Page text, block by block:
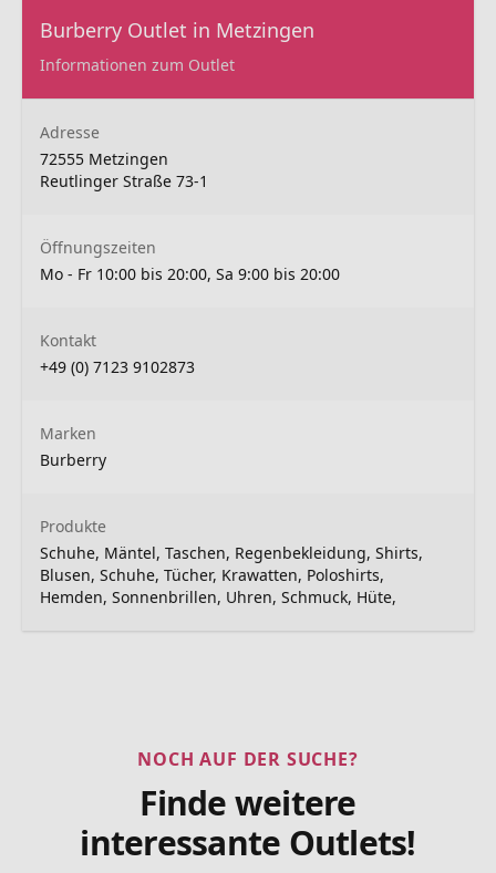
Burberry Outlet in Metzingen
Informationen zum Outlet
Adresse
72555 Metzingen
Reutlinger Straße 73-1
Öffnungszeiten
Mo - Fr 10:00 bis 20:00, Sa 9:00 bis 20:00
Kontakt
+49 (0) 7123 9102873
Marken
Burberry
Produkte
Schuhe, Mäntel, Taschen, Regenbekleidung, Shirts,
Blusen, Schuhe, Tücher, Krawatten, Poloshirts,
Hemden, Sonnenbrillen, Uhren, Schmuck, Hüte,
NOCH AUF DER SUCHE?
Finde weitere
interessante Outlets!